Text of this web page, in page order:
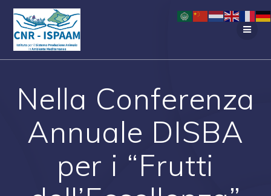
Nella Conferenza
Annuale DISBA
per i “Frutti